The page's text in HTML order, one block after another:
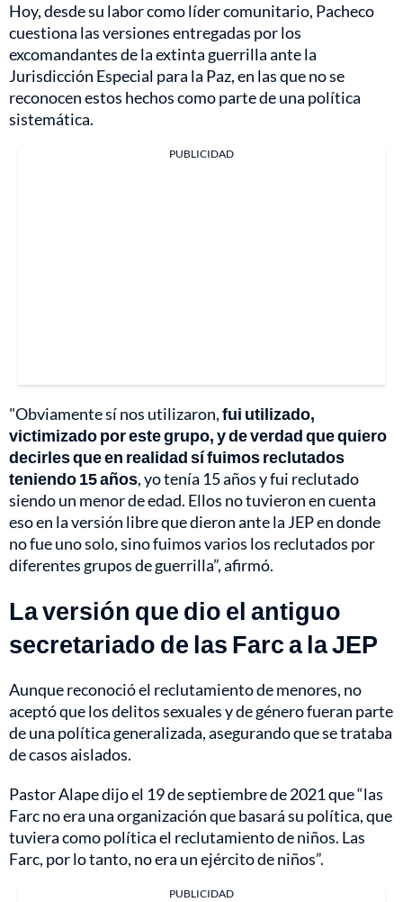
Hoy, desde su labor como líder comunitario, Pacheco
cuestiona las versiones entregadas por los
excomandantes de la extinta guerrilla ante la
Jurisdicción Especial para la Paz, en las que no se
reconocen estos hechos como parte de una política
sistemática.
PUBLICIDAD
"Obviamente sí nos utilizaron,fui utilizado,
victimizado por este grupo, y de verdad que quiero
decirles que en realidad sí fuimos reclutados
teniendo 15 años, yo tenía 15 años y fui reclutado
siendo un menor de edad. Ellos no tuvieron en cuenta
eso en la versión libre que dieron ante la JEP en donde
no fue uno solo, sino fuimos varios los reclutados por
diferentes grupos de guerrilla”, afirmó.
La versión que dio el antiguo
secretariado de las Farc a la JEP
Aunque reconoció el reclutamiento de menores, no
aceptó que los delitos sexuales y de género fueran parte
de una política generalizada, asegurando que se trataba
de casos aislados.
Pastor Alape dijo el 19 de septiembre de 2021 que “las
Farc no era una organización que basará su política, que
tuviera como política el reclutamiento de niños. Las
Farc, por lo tanto, no era un ejército de niños”.
PUBLICIDAD